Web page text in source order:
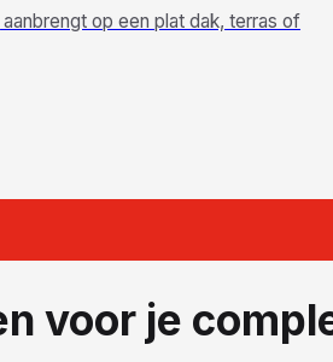
op een plat dak, terras of
voor je